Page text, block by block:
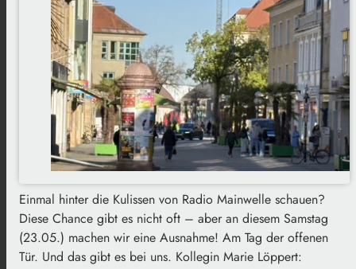
Einmal hinter die Kulissen von Radio Mainwelle schauen?
Diese Chance gibt es nicht oft – aber an diesem Samstag
(23.05.) machen wir eine Ausnahme! Am Tag der offenen
Tür. Und das gibt es bei uns. Kollegin Marie Löppert: